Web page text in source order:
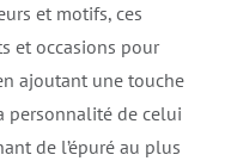
et motifs, ces
et occasions pour
ajoutant une touche
personnalité de celui
de l’épuré au plus